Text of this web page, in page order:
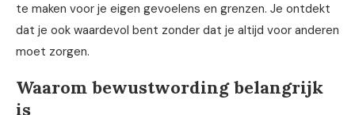
te maken voor je eigen gevoelens en grenzen. Je ontdekt
dat je ook waardevol bent zonder dat je altijd voor anderen
moet zorgen.
Waarom bewustwording belangrijk
is